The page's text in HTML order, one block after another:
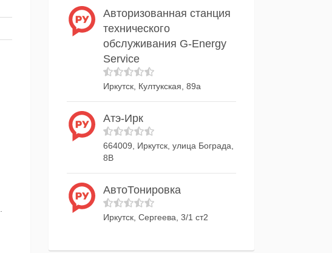
Авторизованная станция
технического
обслуживания G-Energy
Service
Иркутск, Култукская, 89а
Атэ-Ирк
664009, Иркутск, улица Бограда,
8В
АвтоТонировка
Иркутск, Сергеева, 3/1 ст2